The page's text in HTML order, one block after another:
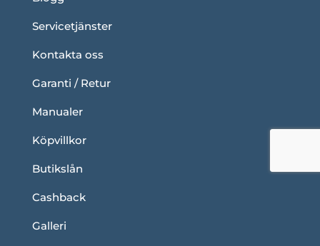
Servicetjänster
Kontakta oss
Garanti / Retur
Manualer
Köpvillkor
Butikslån
Cashback
Galleri